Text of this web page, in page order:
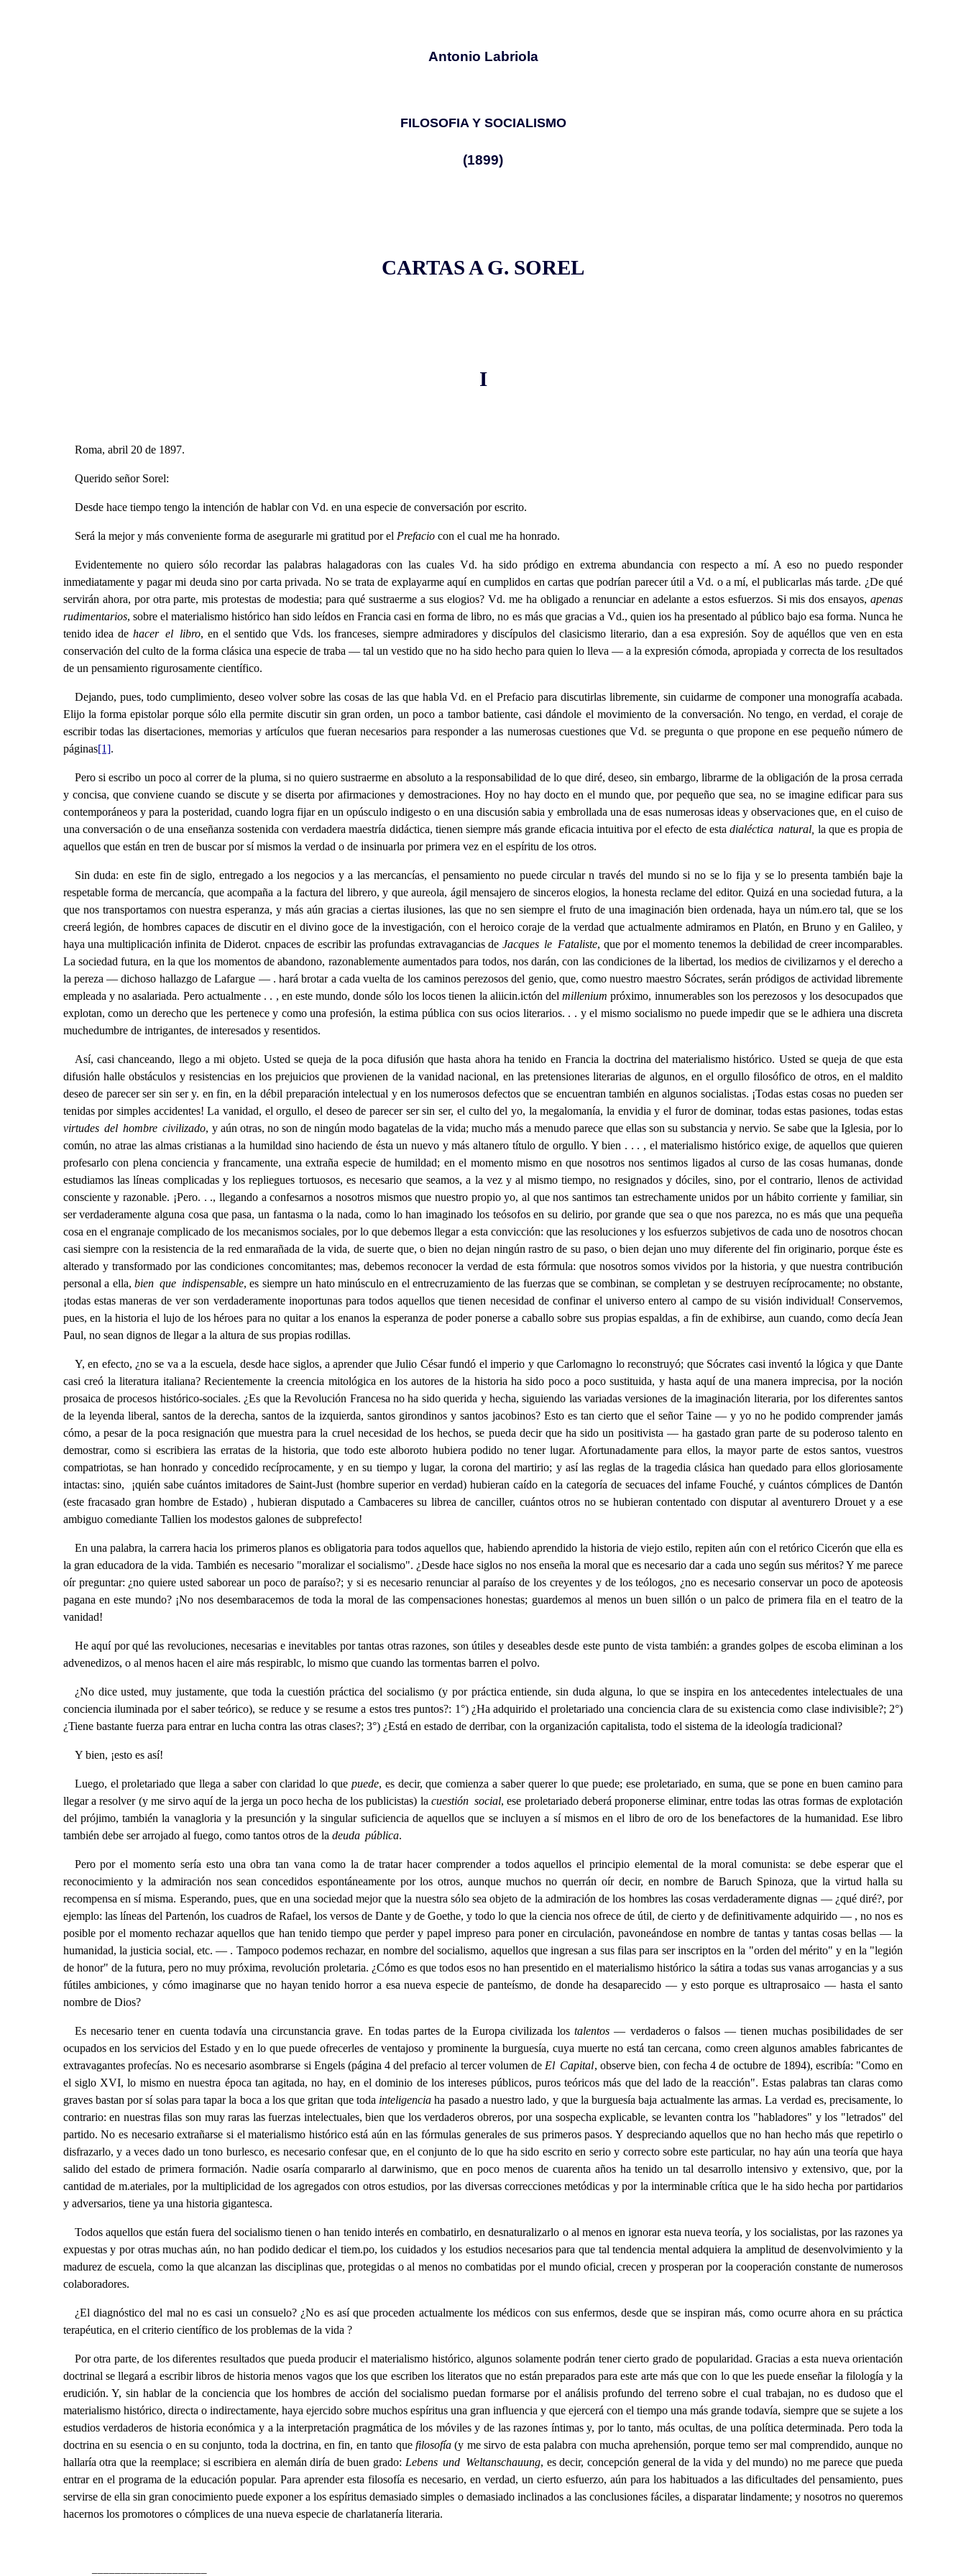
Antonio Labriola
FILOSOFIA Y SOCIALISMO
(1899)
CARTAS A G. SOREL
I
Roma, abril 20 de 1897.
Querido señor Sorel:
Desde hace tiempo tengo la intención de hablar con Vd. en una especie de conversación por escrito.
Será la mejor y más conveniente forma de asegurarle mi gratitud por el Prefaciocon el cual me ha honrado.
Evidentemente no quiero sólo recordar las palabras halagadoras con las cuales Vd. ha sido pródigo en extrema abundancia con respecto a mí. A eso no puedo responder
inmediatamente y pagar mi deuda sino por carta privada. No se trata de explayarme aquí en cumplidos en cartas que podrían parecer útil a Vd. o a mí, el publicarlas más tarde. ¿De qué
servirán ahora, por otra parte, mis protestas de modestia; para qué sustraerme a sus elogios? Vd. me ha obligado a renunciar en adelante a estos esfuerzos. Si mis dos ensayos,apenas
rudimentarios, sobre el materialismo histórico han sido leídos en Francia casi en forma de libro, no es más que gracias a Vd., quien ios ha presentado al público bajo esa forma. Nunca he
tenido idea de hacer el libro, en el sentido que Vds. los franceses, siempre admiradores y discípulos del clasicismo literario, dan a esa expresión. Soy de aquéllos que ven en esta
conservación del culto de la forma clásica una especie de traba — tal un vestido que no ha sido hecho para quien lo lleva — a la expresión cómoda, apropiada y correcta de los resultados
de un pensamiento rigurosamente científico.
Dejando, pues, todo cumplimiento, deseo volver sobre las cosas de las que habla Vd. en el Prefacio para discutirlas libremente, sin cuidarme de componer una monografía acabada.
Elijo la forma epistolar porque sólo ella permite discutir sin gran orden, un poco a tambor batiente, casi dándole el movimiento de la conversación. No tengo, en verdad, el coraje de
escribir todas las disertaciones, memorias y artículos que fueran necesarios para responder a las numerosas cuestiones que Vd. se pregunta o que propone en ese pequeño número de
páginas[1].
Pero si escribo un poco al correr de la pluma, si no quiero sustraerme en absoluto a la responsabilidad de lo que diré, deseo, sin embargo, librarme de la obligación de la prosa cerrada
y concisa, que conviene cuando se discute y se diserta por afirmaciones y demostraciones. Hoy no hay docto en el mundo que, por pequeño que sea, no se imagine edificar para sus
contemporáneos y para la posteridad, cuando logra fijar en un opúsculo indigesto o en una discusión sabia y embrollada una de esas numerosas ideas y observaciones que, en el cuiso de
una conversación o de una enseñanza sostenida con verdadera maestría didáctica, tienen siempre más grande eficacia intuitiva por el efecto de esta dialéctica natural, la que es propia de
aquellos que están en tren de buscar por sí mismos la verdad o de insinuarla por primera vez en el espíritu de los otros.
Sin duda: en este fin de siglo, entregado a los negocios y a las mercancías, el pensamiento no puede circular n través del mundo si no se lo fija y se lo presenta también baje la
respetable forma de mercancía, que acompaña a la factura del librero, y que aureola, ágil mensajero de sinceros elogios, la honesta reclame del editor. Quizá en una sociedad futura, a la
que nos transportamos con nuestra esperanza, y más aún gracias a ciertas ilusiones, las que no sen siempre el fruto de una imaginación bien ordenada, haya un núm.ero tal, que se los
creerá legión, de hombres capaces de discutir en el divino goce de la investigación, con el heroico coraje de la verdad que actualmente admiramos en Platón, en Bruno y en Galileo, y
haya una multiplicación infinita de Diderot. cnpaces de escribir las profundas extravagancias de Jacques le Fataliste, que por el momento tenemos la debilidad de creer incomparables.
La sociedad futura, en la que los momentos de abandono, razonablemente aumentados para todos, nos darán, con las condiciones de la libertad, los medios de civilizarnos y el derecho a
la pereza — dichoso hallazgo de Lafargue — . hará brotar a cada vuelta de los caminos perezosos del genio, que, como nuestro maestro Sócrates, serán pródigos de actividad libremente
empleada y no asalariada. Pero actualmente . . , en este mundo, donde sólo los locos tienen la aliicin.ictón delmillenium próximo, innumerables son los perezosos y los desocupados que
explotan, como un derecho que les pertenece y como una profesión, la estima pública con sus ocios literarios. . . y el mismo socialismo no puede impedir que se le adhiera una discreta
muchedumbre de intrigantes, de interesados y resentidos.
Así, casi chanceando, llego a mi objeto. Usted se queja de la poca difusión que hasta ahora ha tenido en Francia la doctrina del materialismo histórico. Usted se queja de que esta
difusión halle obstáculos y resistencias en los prejuicios que provienen de la vanidad nacional, en las pretensiones literarias de algunos, en el orgullo filosófico de otros, en el maldito
deseo de parecer ser sin ser y. en fin, en la débil preparación intelectual y en los numerosos defectos que se encuentran también en algunos socialistas. ¡Todas estas cosas no pueden ser
tenidas por simples accidentes! La vanidad, el orgullo, el deseo de parecer ser sin ser, el culto del yo, la megalomanía, la envidia y el furor de dominar, todas estas pasiones, todas estas
virtudes del hombre civilizado, y aún otras, no son de ningún modo bagatelas de la vida; mucho más a menudo parece que ellas son su substancia y nervio. Se sabe que la Iglesia, por lo
común, no atrae las almas cristianas a la humildad sino haciendo de ésta un nuevo y más altanero título de orgullo. Y bien . . . , el materialismo histórico exige, de aquellos que quieren
profesarlo con plena conciencia y francamente, una extraña especie de humildad; en el momento mismo en que nosotros nos sentimos ligados al curso de las cosas humanas, donde
estudiamos las líneas complicadas y los repliegues tortuosos, es necesario que seamos, a la vez y al mismo tiempo, no resignados y dóciles, sino, por el contrario, llenos de actividad
consciente y razonable. ¡Pero. . ., llegando a confesarnos a nosotros mismos que nuestro propio yo, al que nos santimos tan estrechamente unidos por un hábito corriente y familiar, sin
ser verdaderamente alguna cosa que pasa, un fantasma o la nada, como lo han imaginado los teósofos en su delirio, por grande que sea o que nos parezca, no es más que una pequeña
cosa en el engranaje complicado de los mecanismos sociales, por lo que debemos llegar a esta convicción: que las resoluciones y los esfuerzos subjetivos de cada uno de nosotros chocan
casi siempre con la resistencia de la red enmarañada de la vida, de suerte que, o bien no dejan ningún rastro de su paso, o bien dejan uno muy diferente del fin originario, porque éste es
alterado y transformado por las condiciones concomitantes; mas, debemos reconocer la verdad de esta fórmula: que nosotros somos vividos por la historia, y que nuestra contribución
personal a ella,bien que indispensable, es siempre un hato minúsculo en el entrecruzamiento de las fuerzas que se combinan, se completan y se destruyen recíprocamente; no obstante,
¡todas estas maneras de ver son verdaderamente inoportunas para todos aquellos que tienen necesidad de confinar el universo entero al campo de su visión individual! Conservemos,
pues, en la historia el lujo de los héroes para no quitar a los enanos la esperanza de poder ponerse a caballo sobre sus propias espaldas, a fin de exhibirse, aun cuando, como decía Jean
Paul, no sean dignos de llegar a la altura de sus propias rodillas.
Y, en efecto, ¿no se va a la escuela, desde hace siglos, a aprender que Julio César fundó el imperio y que Carlomagno lo reconstruyó; que Sócrates casi inventó la lógica y que Dante
casi creó la literatura italiana? Recientemente la creencia mitológica en los autores de la historia ha sido poco a poco sustituida, y hasta aquí de una manera imprecisa, por la noción
prosaica de procesos histórico-sociales. ¿Es que la Revolución Francesa no ha sido querida y hecha, siguiendo las variadas versiones de la imaginación literaria, por los diferentes santos
de la leyenda liberal, santos de la derecha, santos de la izquierda, santos girondinos y santos jacobinos? Esto es tan cierto que el señor Taine — y yo no he podido comprender jamás
cómo, a pesar de la poca resignación que muestra para la cruel necesidad de los hechos, se pueda decir que ha sido un positivista — ha gastado gran parte de su poderoso talento en
demostrar, como si escribiera las erratas de la historia, que todo este alboroto hubiera podido no tener lugar. Afortunadamente para ellos, la mayor parte de estos santos, vuestros
compatriotas, se han honrado y concedido recíprocamente, y en su tiempo y lugar, la corona del martirio; y así las reglas de la tragedia clásica han quedado para ellos gloriosamente
intactas: sino, ¡quién sabe cuántos imitadores de Saint-Just (hombre superior en verdad) hubieran caído en la categoría de secuaces del infame Fouché, y cuántos cómplices de Dantón
(este fracasado gran hombre de Estado) , hubieran disputado a Cambaceres su librea de canciller, cuántos otros no se hubieran contentado con disputar al aventurero Drouet y a ese
ambiguo comediante Tallien los modestos galones de subprefecto!
En una palabra, la carrera hacia los primeros planos es obligatoria para todos aquellos que, habiendo aprendido la historia de viejo estilo, repiten aún con el retórico Cicerón que ella es
la gran educadora de la vida. También es necesario "moralizar el socialismo". ¿Desde hace siglos no nos enseña la moral que es necesario dar a cada uno según sus méritos? Y me parece
oír preguntar: ¿no quiere usted saborear un poco de paraíso?; y si es necesario renunciar al paraíso de los creyentes y de los teólogos, ¿no es necesario conservar un poco de apoteosis
pagana en este mundo? ¡No nos desembaracemos de toda la moral de las compensaciones honestas; guardemos al menos un buen sillón o un palco de primera fila en el teatro de la
vanidad!
He aquí por qué las revoluciones, necesarias e inevitables por tantas otras razones, son útiles y deseables desde este punto de vista también: a grandes golpes de escoba eliminan a los
advenedizos, o al menos hacen el aire más respirablc, lo mismo que cuando las tormentas barren el polvo.
¿No dice usted, muy justamente, que toda la cuestión práctica del socialismo (y por práctica entiende, sin duda alguna, lo que se inspira en los antecedentes intelectuales de una
conciencia iluminada por el saber teórico), se reduce y se resume a estos tres puntos?: 1°) ¿Ha adquirido el proletariado una conciencia clara de su existencia como clase indivisible?; 2°)
¿Tiene bastante fuerza para entrar en lucha contra las otras clases?; 3°) ¿Está en estado de derribar, con la organización capitalista, todo el sistema de la ideología tradicional?
Y bien, ¡esto es así!
Luego, el proletariado que llega a saber con claridad lo que puede, es decir, que comienza a saber querer lo que puede; ese proletariado, en suma, que se pone en buen camino para
llegar a resolver (y me sirvo aquí de la jerga un poco hecha de los publicistas) lacuestión social, ese proletariado deberá proponerse eliminar, entre todas las otras formas de explotación
del prójimo, también la vanagloria y la presunción y la singular suficiencia de aquellos que se incluyen a sí mismos en el libro de oro de los benefactores de la humanidad. Ese libro
también debe ser arrojado al fuego, como tantos otros de la deuda pública.
Pero por el momento sería esto una obra tan vana como la de tratar hacer comprender a todos aquellos el principio elemental de la moral comunista: se debe esperar que el
reconocimiento y la admiración nos sean concedidos espontáneamente por los otros, aunque muchos no querrán oír decir, en nombre de Baruch Spinoza, que la virtud halla su
recompensa en sí misma. Esperando, pues, que en una sociedad mejor que la nuestra sólo sea objeto de la admiración de los hombres las cosas verdaderamente dignas — ¿qué diré?, por
ejemplo: las líneas del Partenón, los cuadros de Rafael, los versos de Dante y de Goethe, y todo lo que la ciencia nos ofrece de útil, de cierto y de definitivamente adquirido — , no nos es
posible por el momento rechazar aquellos que han tenido tiempo que perder y papel impreso para poner en circulación, pavoneándose en nombre de tantas y tantas cosas bellas — la
humanidad, la justicia social, etc. — . Tampoco podemos rechazar, en nombre del socialismo, aquellos que ingresan a sus filas para ser inscriptos en la "orden del mérito" y en la "legión
de honor" de la futura, pero no muy próxima, revolución proletaria. ¿Cómo es que todos esos no han presentido en el materialismo histórico la sátira a todas sus vanas arrogancias y a sus
fútiles ambiciones, y cómo imaginarse que no hayan tenido horror a esa nueva especie de panteísmo, de donde ha desaparecido — y esto porque es ultraprosaico — hasta el santo
nombre de Dios?
Es necesario tener en cuenta todavía una circunstancia grave. En todas partes de la Europa civilizada lostalentos — verdaderos o falsos — tienen muchas posibilidades de ser
ocupados en los servicios del Estado y en lo que puede ofrecerles de ventajoso y prominente la burguesía, cuya muerte no está tan cercana, como creen algunos amables fabricantes de
extravagantes profecías. No es necesario asombrarse si Engels (página 4 del prefacio al tercer volumen de El Capital, observe bien, con fecha 4 de octubre de 1894), escribía: "Como en
el siglo XVI, lo mismo en nuestra época tan agitada, no hay, en el dominio de los intereses públicos, puros teóricos más que del lado de la reacción". Estas palabras tan claras como
graves bastan por sí solas para tapar la boca a los que gritan que toda inteligencia ha pasado a nuestro lado, y que la burguesía baja actualmente las armas. La verdad es, precisamente, lo
contrario: en nuestras filas son muy raras las fuerzas intelectuales, bien que los verdaderos obreros, por una sospecha explicable, se levanten contra los "habladores" y los "letrados" del
partido. No es necesario extrañarse si el materialismo histórico está aún en las fórmulas generales de sus primeros pasos. Y despreciando aquellos que no han hecho más que repetirlo o
disfrazarlo, y a veces dado un tono burlesco, es necesario confesar que, en el conjunto de lo que ha sido escrito en serio y correcto sobre este particular, no hay aún una teoría que haya
salido del estado de primera formación. Nadie osaría compararlo al darwinismo, que en poco menos de cuarenta años ha tenido un tal desarrollo intensivo y extensivo, que, por la
cantidad de m.ateriales, por la multiplicidad de los agregados con otros estudios, por las diversas correcciones metódicas y por la interminable crítica que le ha sido hecha por partidarios
y adversarios, tiene ya una historia gigantesca.
Todos aquellos que están fuera del socialismo tienen o han tenido interés en combatirlo, en desnaturalizarlo o al menos en ignorar esta nueva teoría, y los socialistas, por las razones ya
expuestas y por otras muchas aún, no han podido dedicar el tiem.po, los cuidados y los estudios necesarios para que tal tendencia mental adquiera la amplitud de desenvolvimiento y la
madurez de escuela, como la que alcanzan las disciplinas que, protegidas o al menos no combatidas por el mundo oficial, crecen y prosperan por la cooperación constante de numerosos
colaboradores.
¿El diagnóstico del mal no es casi un consuelo? ¿No es así que proceden actualmente los médicos con sus enfermos, desde que se inspiran más, como ocurre ahora en su práctica
terapéutica, en el criterio científico de los problemas de la vida ?
Por otra parte, de los diferentes resultados que pueda producir el materialismo histórico, algunos solamente podrán tener cierto grado de popularidad. Gracias a esta nueva orientación
doctrinal se llegará a escribir libros de historia menos vagos que los que escriben los literatos que no están preparados para este arte más que con lo que les puede enseñar la filología y la
erudición. Y, sin hablar de la conciencia que los hombres de acción del socialismo puedan formarse por el análisis profundo del terreno sobre el cual trabajan, no es dudoso que el
materialismo histórico, directa o indirectamente, haya ejercido sobre muchos espíritus una gran influencia y que ejercerá con el tiempo una más grande todavía, siempre que se sujete a los
estudios verdaderos de historia económica y a la interpretación pragmática de los móviles y de las razones íntimas y, por lo tanto, más ocultas, de una política determinada. Pero toda la
doctrina en su esencia o en su conjunto, toda la doctrina, en fin, en tanto que filosofía (y me sirvo de esta palabra con mucha aprehensión, porque temo ser mal comprendido, aunque no
hallaría otra que la reemplace; si escribiera en alemán diría de buen grado: Lebens und Weltanschauung, es decir, concepción general de la vida y del mundo) no me parece que pueda
entrar en el programa de la educación popular. Para aprender esta filosofía es necesario, en verdad, un cierto esfuerzo, aún para los habituados a las dificultades del pensamiento, pues
servirse de ella sin gran conocimiento puede exponer a los espíritus demasiado simples o demasiado inclinados a las conclusiones fáciles, a disparatar lindamente; y nosotros no queremos
hacernos los promotores o cómplices de una nueva especie de charlatanería literaria.